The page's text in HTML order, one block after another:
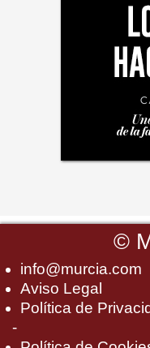
©
info@murcia.com
Aviso Legal
Política de
-